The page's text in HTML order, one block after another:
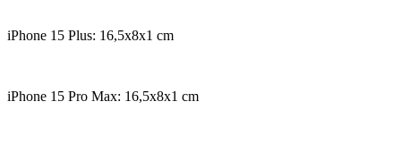
iPhone 15 Plus: 16,5x8x1 cm
iPhone 15 Pro Max: 16,5x8x1 cm